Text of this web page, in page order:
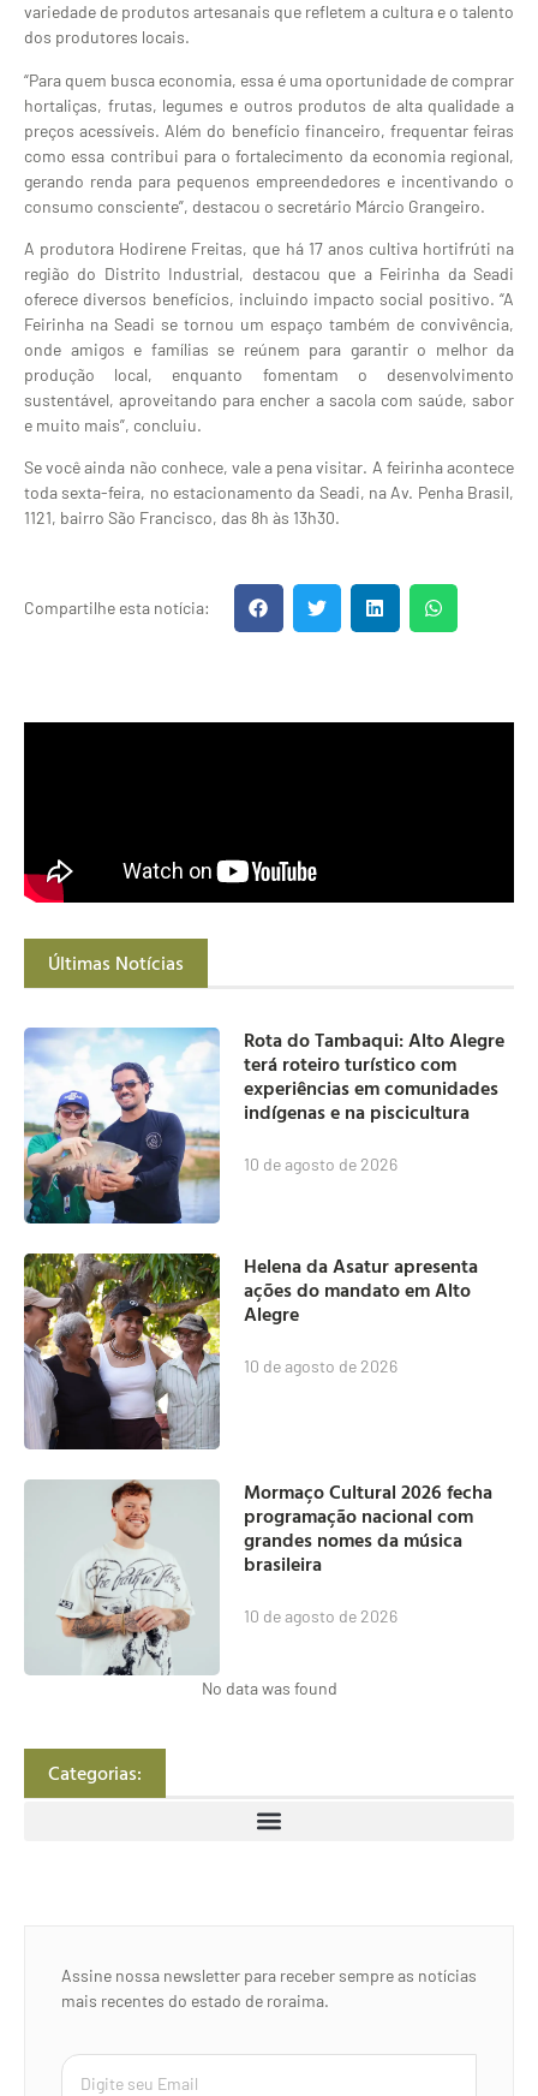
variedade de produtos artesanais que refletem a cultura e o talento
dos produtores locais.
“Para quem busca economia, essa é uma oportunidade de comprar
hortaliças, frutas, legumes e outros produtos de alta qualidade a
preços acessíveis. Além do benefício financeiro, frequentar feiras
como essa contribui para o fortalecimento da economia regional,
gerando renda para pequenos empreendedores e incentivando o
consumo consciente”, destacou o secretário Márcio Grangeiro.
A produtora Hodirene Freitas, que há 17 anos cultiva hortifrúti na
região do Distrito Industrial, destacou que a Feirinha da Seadi
oferece diversos benefícios, incluindo impacto social positivo. “A
Feirinha na Seadi se tornou um espaço também de convivência,
onde amigos e famílias se reúnem para garantir o melhor da
produção local, enquanto fomentam o desenvolvimento
sustentável, aproveitando para encher a sacola com saúde, sabor
e muito mais”, concluiu.
Se você ainda não conhece, vale a pena visitar. A feirinha acontece
toda sexta-feira, no estacionamento da Seadi, na Av. Penha Brasil,
1121, bairro São Francisco, das 8h às 13h30.
Compartilhe esta notícia:
Últimas Notícias
Rota do Tambaqui: Alto Alegre
terá roteiro turístico com
experiências em comunidades
indígenas e na piscicultura
10 de agosto de 2026
Helena da Asatur apresenta
ações do mandato em Alto
Alegre
10 de agosto de 2026
Mormaço Cultural 2026 fecha
programação nacional com
grandes nomes da música
brasileira
10 de agosto de 2026
No data was found
Categorias:
Assine nossa newsletter para receber sempre as notícias
mais recentes do estado de roraima.